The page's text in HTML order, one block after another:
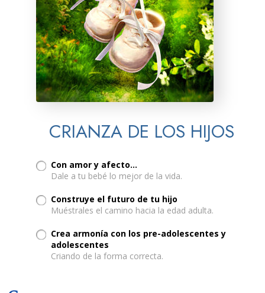
CRIANZA DE LOS HIJOS
Con amor y afecto...
Dale a tu bebé lo mejor de la vida.
Construye el futuro de tu hijo
Muéstrales el camino hacia la edad adulta.
Crea armonía con los pre-adolescentes y
adolescentes
Criando de la forma correcta.